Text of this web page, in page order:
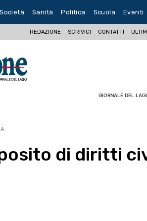
Società Sanità Politica Scuola Eventi
REDAZIONE SCRIVICI CONTATTI
GIORNALE DEL
di diritti